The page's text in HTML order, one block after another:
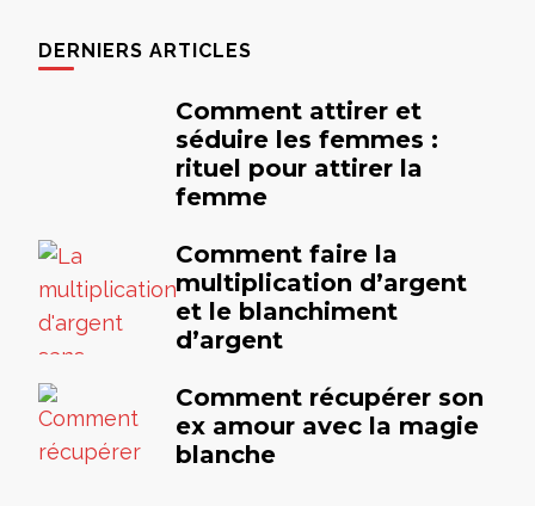
DERNIERS ARTICLES
Comment attirer et
séduire les femmes :
rituel pour attirer la
femme
Comment faire la
multiplication d’argent
et le blanchiment
d’argent
Comment récupérer son
ex amour avec la magie
blanche